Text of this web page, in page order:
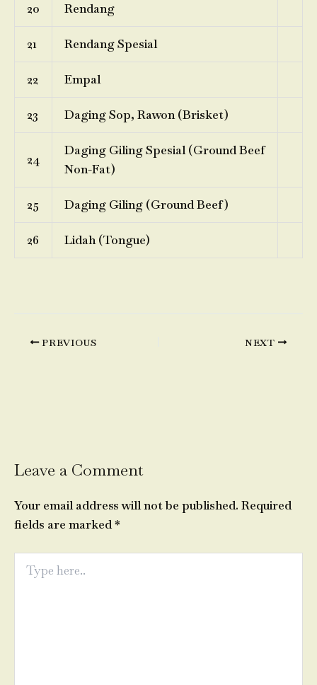
20 Rendang
21 Rendang Spesial
22 Empal
23 Daging Sop, Rawon (Brisket)
24
Daging Giling Spesial (Ground Beef
Non-Fat)
25 Daging Giling (Ground Beef)
26 Lidah (Tongue)
PREVIOUS NEXT
Leave a Comment
Your email address will not be published. Required
fields are marked*
here..